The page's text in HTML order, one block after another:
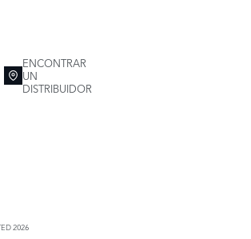
ENCONTRAR
UN
DISTRIBUIDOR
2026